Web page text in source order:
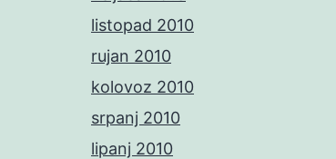
listopad 2010
rujan 2010
kolovoz 2010
srpanj 2010
lipanj 2010